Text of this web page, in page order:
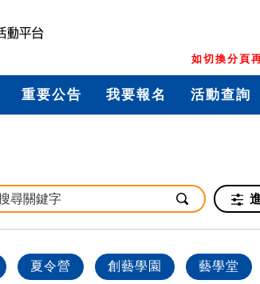
如切換分頁
重要公告 我要報名 活動查詢
夏令營 創藝學園 藝學堂